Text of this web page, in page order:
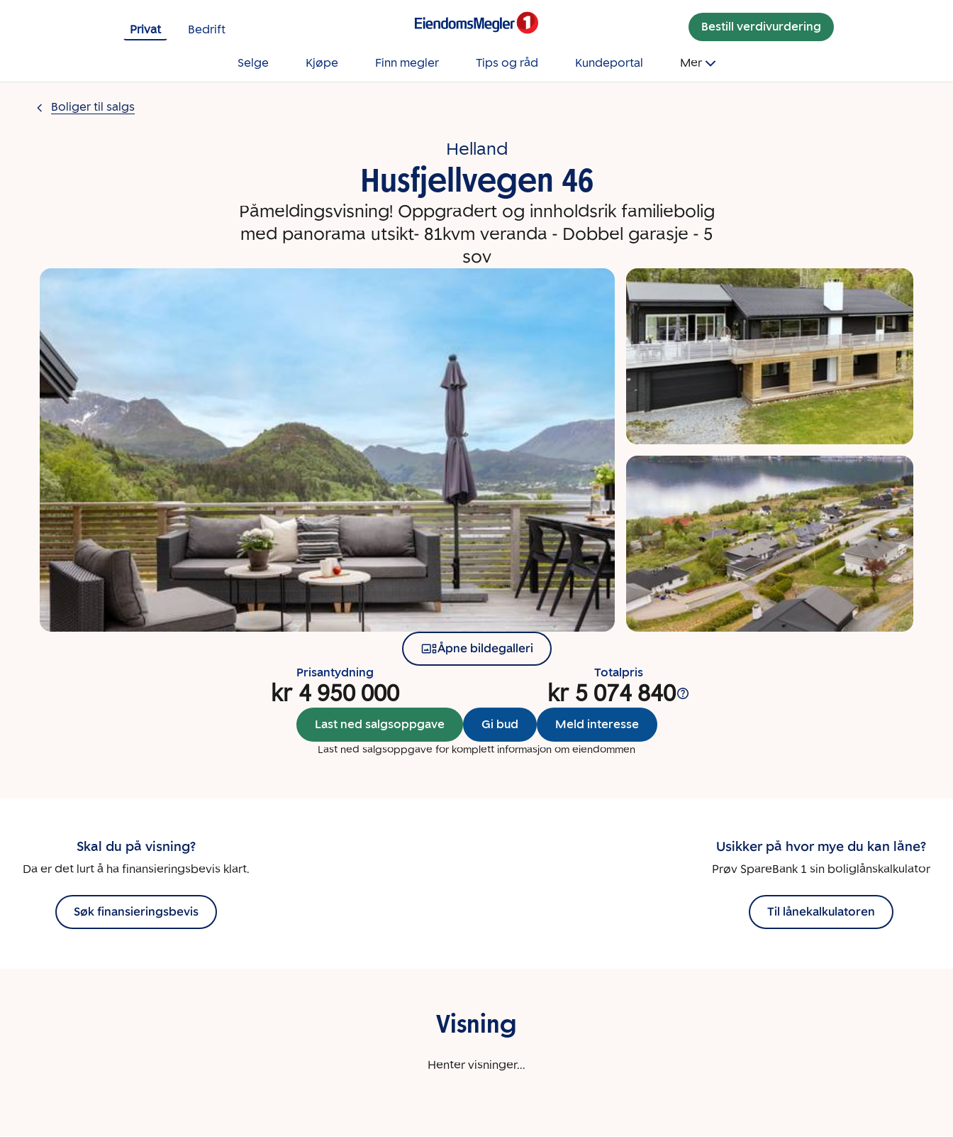
Privat
Bedrift Bestill verdivurdering
Selge Kjøpe Finn megler Tips og råd Kundeportal Mer
Boliger til salgs
Helland
Husfjellvegen 46
Påmeldingsvisning! Oppgradert og innholdsrik familiebolig
med panorama utsikt- 81kvm veranda - Dobbel garasje - 5
sov
Åpne bildegalleri
Prisantydning
kr 4 950 000
Totalpris
kr 5 074 840
Last ned salgsoppgave Gi bud Meld interesse
Last ned salgsoppgave for komplett informasjon om eiendommen
Skal du på visning?
Da er det lurt å ha finansieringsbevis klart.
Søk finansieringsbevis
Usikker på hvor mye du kan låne?
Prøv SpareBank 1 sin boliglånskalkulator
Til lånekalkulatoren
Visning
Henter visninger...